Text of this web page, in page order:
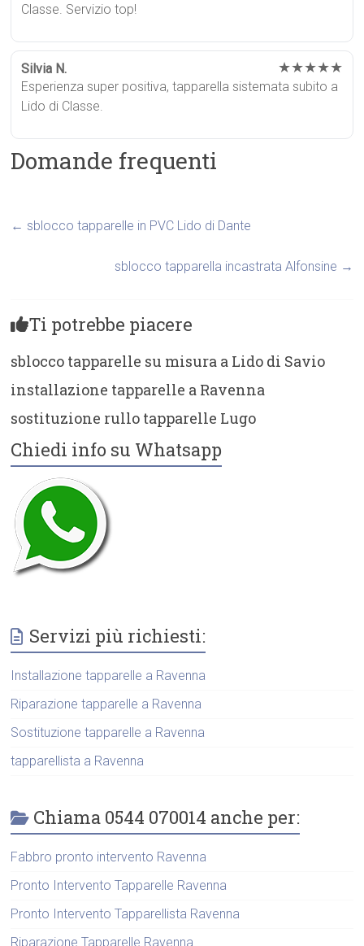
Classe. Servizio top!
Silvia N. ★★★★★
Esperienza super positiva, tapparella sistemata subito a
Lido di Classe.
Domande frequenti
← sblocco tapparelle in PVC Lido di Dante
sblocco tapparella incastrata Alfonsine →
Ti potrebbe piacere
sblocco tapparelle su misura a Lido di Savio
installazione tapparelle a Ravenna
sostituzione rullo tapparelle Lugo
Chiedi info su Whatsapp
Servizi più richiesti:
Installazione tapparelle a Ravenna
Riparazione tapparelle a Ravenna
Sostituzione tapparelle a Ravenna
tapparellista a Ravenna
Chiama 0544 070014 anche per:
Fabbro pronto intervento Ravenna
Pronto Intervento Tapparelle Ravenna
Pronto Intervento Tapparellista Ravenna
Riparazione Tapparelle Ravenna